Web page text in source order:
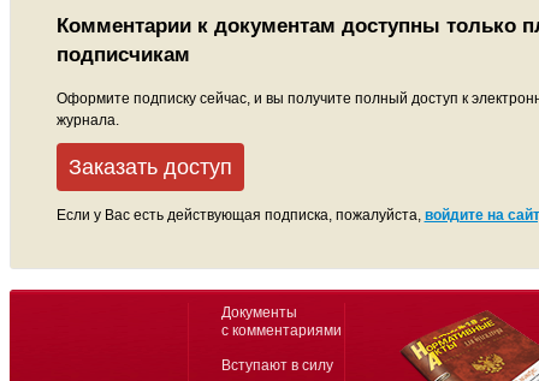
Комментарии к документам доступны только
подписчикам
Оформите подписку сейчас, и вы получите полный доступ к
журнала.
Заказать доступ
Если у Вас есть действующая подписка, пожалуйста, войдите на
Документы
с комментариями
Вступают в силу